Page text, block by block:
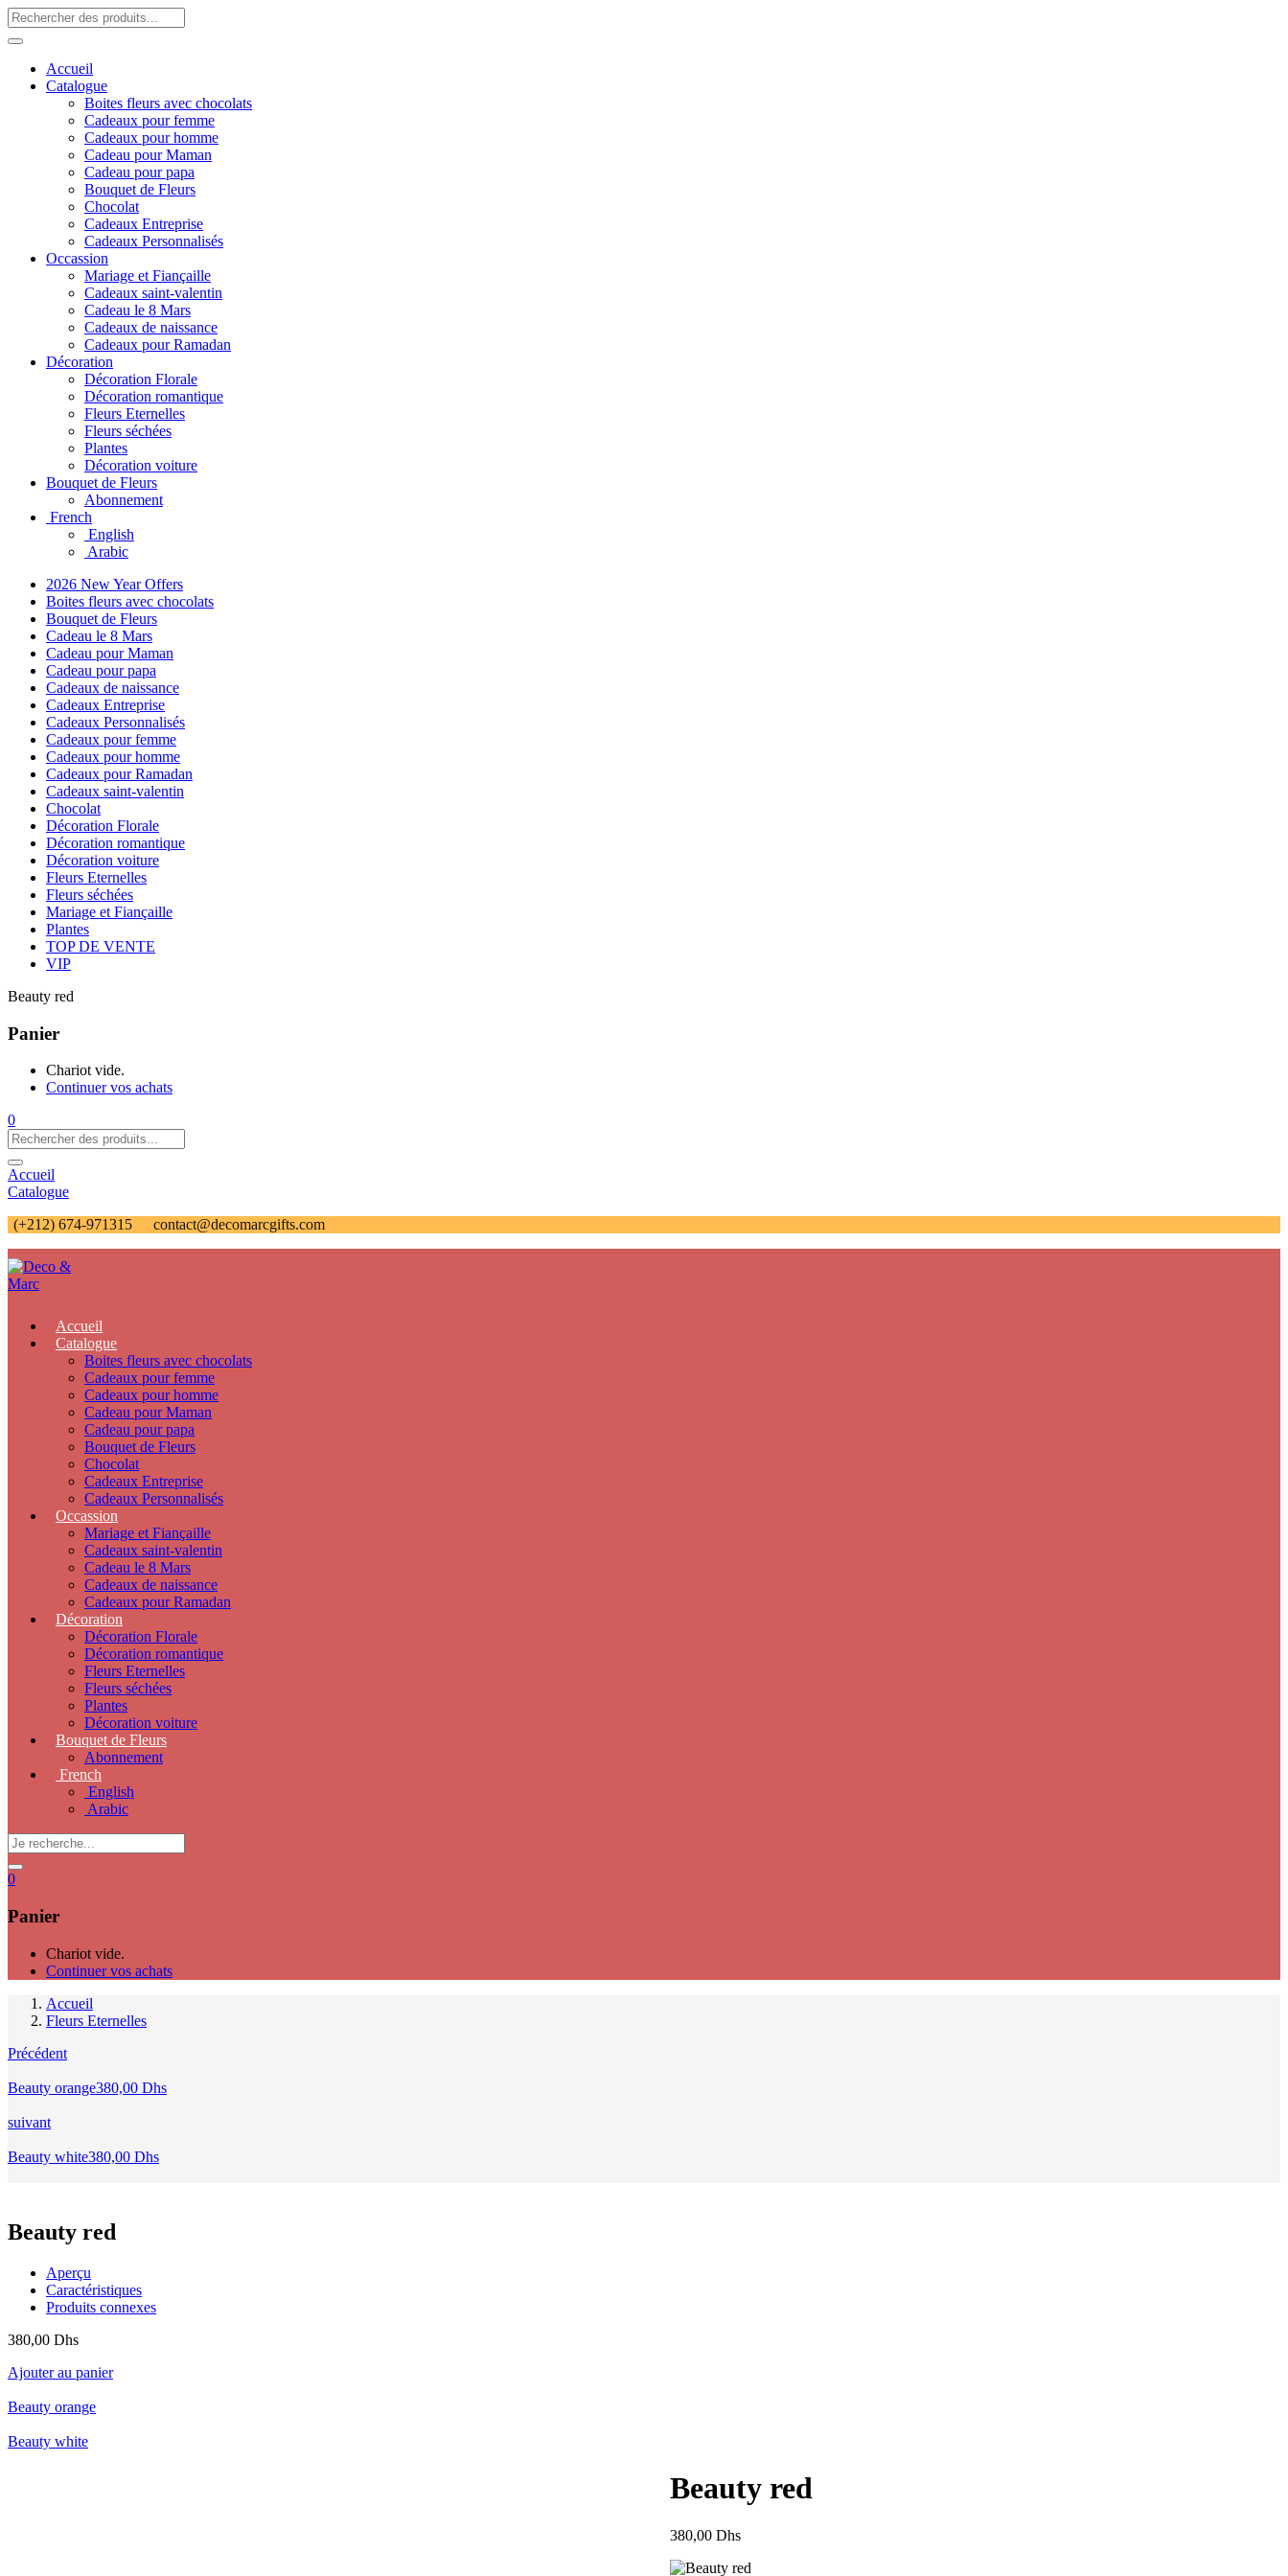
Accueil
Catalogue
Boites fleurs avec chocolats
Cadeaux pour femme
Cadeaux pour homme
Cadeau pour Maman
Cadeau pour papa
Bouquet de Fleurs
Chocolat
Cadeaux Entreprise
Cadeaux Personnalisés
Occassion
Mariage et Fiançaille
Cadeaux saint-valentin
Cadeau le 8 Mars
Cadeaux de naissance
Cadeaux pour Ramadan
Décoration
Décoration Florale
Décoration romantique
Fleurs Eternelles
Fleurs séchées
Plantes
Décoration voiture
Bouquet de Fleurs
Abonnement
French
English
Arabic
2026 New Year Offers
Boites fleurs avec chocolats
Bouquet de Fleurs
Cadeau le 8 Mars
Cadeau pour Maman
Cadeau pour papa
Cadeaux de naissance
Cadeaux Entreprise
Cadeaux Personnalisés
Cadeaux pour femme
Cadeaux pour homme
Cadeaux pour Ramadan
Cadeaux saint-valentin
Chocolat
Décoration Florale
Décoration romantique
Décoration voiture
Fleurs Eternelles
Fleurs séchées
Mariage et Fiançaille
Plantes
TOP DE VENTE
VIP
Beauty red
Panier
Chariot vide.
Continuer vos achats
0
Accueil
Catalogue
(+212) 674-971315
contact@decomarcgifts.com
Accueil
Catalogue
Boites fleurs avec chocolats
Cadeaux pour femme
Cadeaux pour homme
Cadeau pour Maman
Cadeau pour papa
Bouquet de Fleurs
Chocolat
Cadeaux Entreprise
Cadeaux Personnalisés
Occassion
Mariage et Fiançaille
Cadeaux saint-valentin
Cadeau le 8 Mars
Cadeaux de naissance
Cadeaux pour Ramadan
Décoration
Décoration Florale
Décoration romantique
Fleurs Eternelles
Fleurs séchées
Plantes
Décoration voiture
Bouquet de Fleurs
Abonnement
French
English
Arabic
0
Panier
Chariot vide.
Continuer vos achats
Accueil
Fleurs Eternelles
Précédent
Beauty orange380,00 Dhs
suivant
Beauty white380,00 Dhs
Beauty red
Aperçu
Caractéristiques
Produits connexes
380,00 Dhs
Ajouter au panier
Beauty orange
Beauty white
Beauty red
380,00 Dhs